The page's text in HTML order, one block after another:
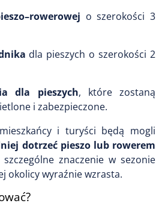
o szerokości 3
dla pieszych o szerokości 2
dla pieszych, które zostaną
i zabezpieczone.
i turyści będą mogli
dotrzeć pieszo lub rowerem
znaczenie w sezonie
okolicy wyraźnie wzrasta.